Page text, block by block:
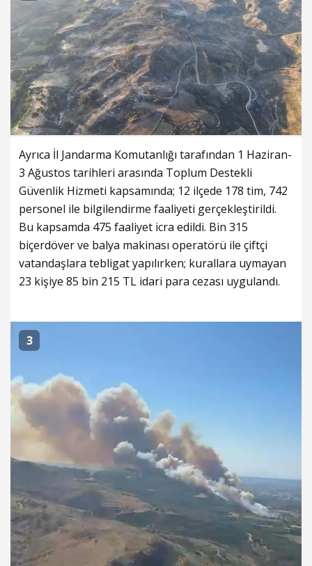
Ayrıca İl Jandarma Komutanlığı tarafından 1 Haziran-
3 Ağustos tarihleri arasında Toplum Destekli
Güvenlik Hizmeti kapsamında; 12 ilçede 178 tim, 742
personel ile bilgilendirme faaliyeti gerçekleştirildi.
Bu kapsamda 475 faaliyet icra edildi. Bin 315
biçerdöver ve balya makinası operatörü ile çiftçi
vatandaşlara tebligat yapılırken; kurallara uymayan
23 kişiye 85 bin 215 TL idari para cezası uygulandı.
3